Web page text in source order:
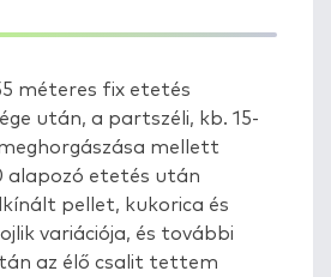
méteres fix etetés
után, a partszéli, kb. 15-
mellett
alapozó etetés után
pellet, kukorica és
variációja, és további
az élő csalit tettem